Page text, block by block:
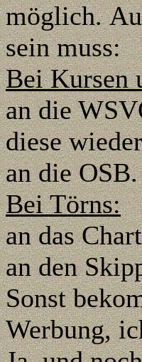
möglich.
sein muss:
Bei Kursen
an die
diese
an die OSB.
Bei Törns:
an das
an den
Sonst
Werbung,